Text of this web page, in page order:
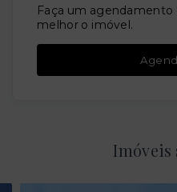
Faça um agendamento
melhor o imóvel.